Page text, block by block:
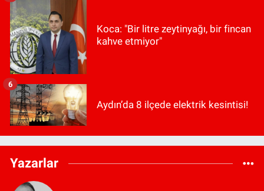
Koca: "Bir litre zeytinyağı, bir fincan
kahve etmiyor"
Aydın’da 8 ilçede elektrik kesintisi!
6
Yazarlar